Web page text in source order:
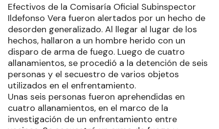
Efectivos de la Comisaría Oficial Subinspector
Ildefonso Vera fueron alertados por un hecho de
desorden generalizado. Al llegar al lugar de los
hechos, hallaron a un hombre herido con un
disparo de arma de fuego. Luego de cuatro
allanamientos, se procedió a la detención de seis
personas y el secuestro de varios objetos
utilizados en el enfrentamiento.
Unas seis personas fueron aprehendidas en
cuatro allanamientos, en el marco de la
investigación de un enfrentamiento entre